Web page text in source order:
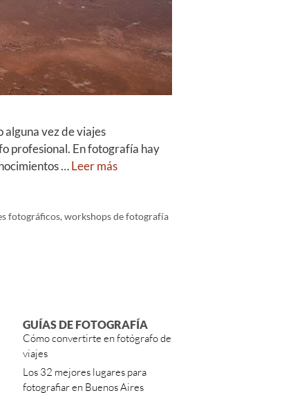
alguna vez de viajes
profesional. En fotografía hay
…Leer más
fotográficos,workshops de fotografía
GUÍAS DE FOTOGRAFÍA
Cómo convertirte en fotógrafo de
viajes
Los 32 mejores lugares para
fotografiar en Buenos Aires